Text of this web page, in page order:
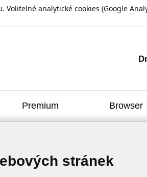
analytické cookies (Google
Premium Browser
stránek